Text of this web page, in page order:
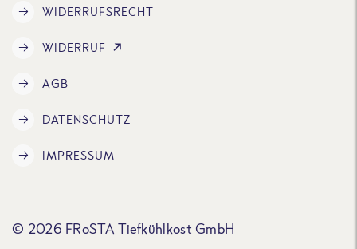
WIDERRUFSRECHT
WIDERRUF
AGB
DATENSCHUTZ
IMPRESSUM
© 2026 FRoSTA Tiefkühlkost GmbH